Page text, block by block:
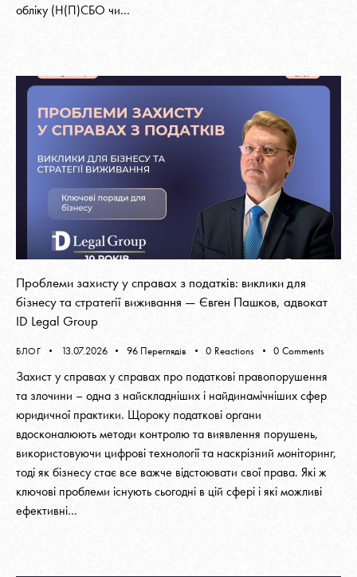
обліку (Н(П)СБО чи…
Проблеми захисту у справах з податків: виклики для
бізнесу та стратегії виживання — Євген Пашков, адвокат
ID Legal Group
БЛОГ 13.07.2026 96 Переглядів 0 Reactions 0 Comments
Захист у справах у справах про податкові правопорушення
та злочини – одна з найскладніших і найдинамічніших сфер
юридичної практики. Щороку податкові органи
вдосконалюють методи контролю та виявлення порушень,
використовуючи цифрові технології та наскрізний моніторинг,
тоді як бізнесу стає все важче відстоювати свої права. Які ж
ключові проблеми існують сьогодні в цій сфері і які можливі
ефективні…